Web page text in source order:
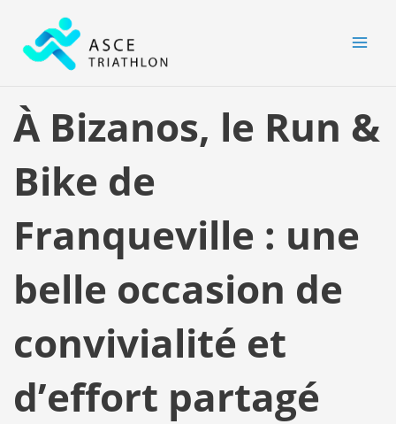
contenu
À Bizanos, le Run &
Bike de
Franqueville : une
belle occasion de
convivialité et
d’effort partagé